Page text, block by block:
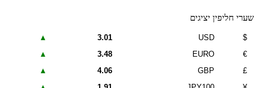
שערי חליפין יציגים
$
USD
3.01
▲
€
EURO
3.48
▲
£
GBP
4.06
▲